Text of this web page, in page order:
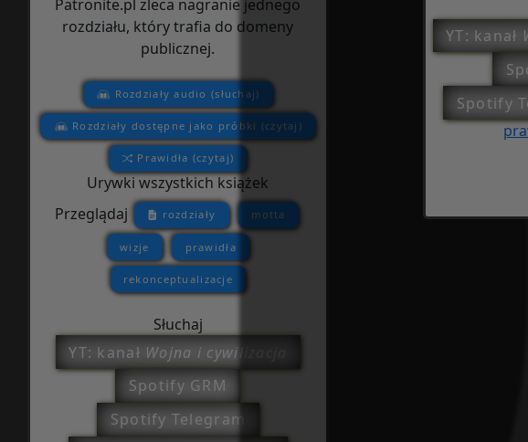
Patronite.pl zleca nagranie jednego
rozdziału, który trafia do domeny
publicznej.
Rozdziały audio (słuchaj)
Rozdziały dostępne jako próbki (czytaj)
Prawidła (czytaj)
Urywki wszystkich książek
Przeglądaj
rozdziały motta
wizje prawidła
rekonceptualizacje
Słuchaj
YT: kanał Wojna i cywilizacja
Spotify GRM
Spotify Telegram
YT: kanał
Spotify